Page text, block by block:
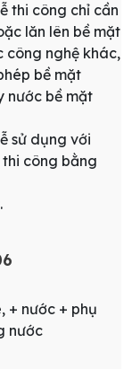
thi công chỉ cần
lăn lên bề mặt
công nghệ khác,
bề mặt
nước bề mặt
sử dụng với
công bằng
+ nước + phụ
nước